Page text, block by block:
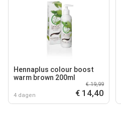
Hennaplus colour boost
warm brown 200ml
4 dagen
€ 19,99
€ 14,40